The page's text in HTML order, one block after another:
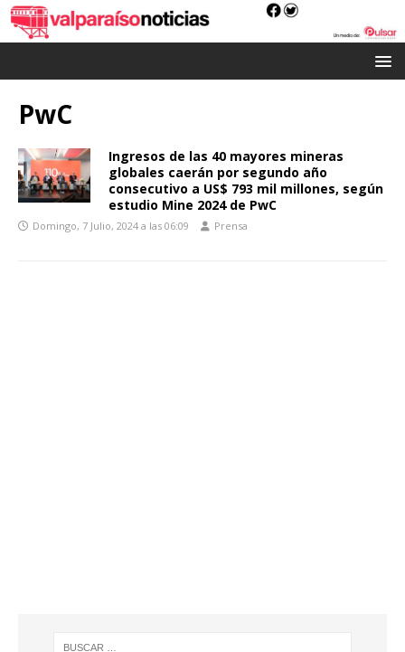
PwC
Ingresos de las 40 mayores mineras
globales caerán por segundo año
consecutivo a US$ 793 mil millones, según
estudio Mine 2024 de PwC
Domingo, 7 Julio, 2024 a las 06:09 Prensa